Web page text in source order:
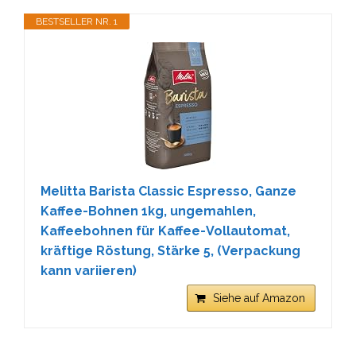
BESTSELLER NR. 1
Melitta Barista Classic Espresso, Ganze
Kaffee-Bohnen 1kg, ungemahlen,
Kaffeebohnen für Kaffee-Vollautomat,
kräftige Röstung, Stärke 5, (Verpackung
kann variieren)
Siehe auf Amazon